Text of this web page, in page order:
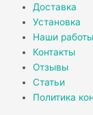
Доставка
Установка
Наши работы
Контакты
Отзывы
Статьи
Политика